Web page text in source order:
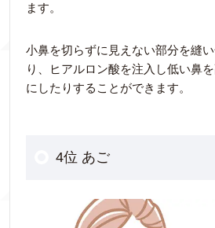
ます。
小鼻を切らずに見えない部分を縫
り、ヒアルロン酸を注入し低い鼻
にしたりすることができます。
4位 あご